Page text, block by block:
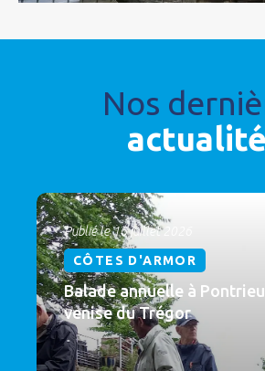
Nos
Publié le 16 juillet 2026
CÔTES D'ARMOR
Balade annuelle à
venise du Trégor